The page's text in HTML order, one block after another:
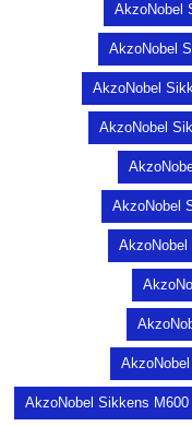
AkzoNobel
AkzoNobel
AkzoNobel
AkzoNobel
AkzoNobel
AkzoNobel Sikkens